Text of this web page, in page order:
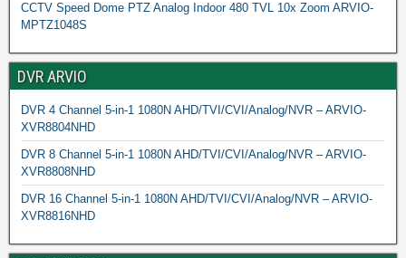
CCTV Speed Dome PTZ Analog Indoor 480 TVL 10x Zoom ARVIO-
MPTZ1048S
DVR ARVIO
DVR 4 Channel 5-in-1 1080N AHD/TVI/CVI/Analog/NVR – ARVIO-
XVR8804NHD
DVR 8 Channel 5-in-1 1080N AHD/TVI/CVI/Analog/NVR – ARVIO-
XVR8808NHD
DVR 16 Channel 5-in-1 1080N AHD/TVI/CVI/Analog/NVR – ARVIO-
XVR8816NHD